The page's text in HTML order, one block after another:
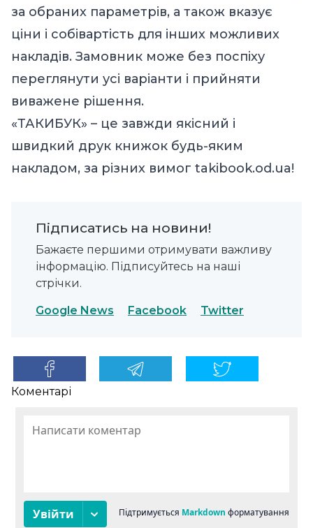
за обраних параметрів, а також вказує
ціни і собівартість для інших можливих
накладів. Замовник може без поспіху
переглянути усі варіанти і прийняти
виважене рішення.
«ТАКИБУК» – це завжди якісний і
швидкий друк книжок будь-яким
накладом, за різних вимог takibook.od.ua!
Підписатись на новини!
Бажаєте першими отримувати важливу
інформацію. Підписуйтесь на наші
стрічки.
Google News Facebook Twitter
Коментарі